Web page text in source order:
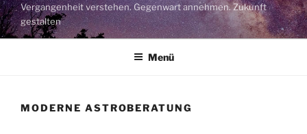
Vergangenheit verstehen. Gegenwart annehmen. Zukunft
gestalten
Menü
MODERNE ASTROBERATUNG